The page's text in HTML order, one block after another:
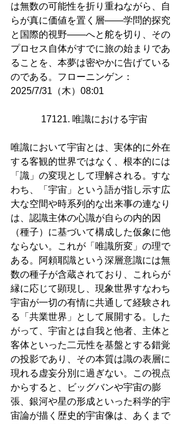
は無数の可能性を折り重ねながら、自
らが真に価値を置く層――学問的探究
と国際的視野――へと舵を切り、その
プロセス自体がすでに旅の始まりであ
ることを、本夢は密やかに告げている
のである。フローニンゲン：
2025/7/31（木）08:01
17121. 唯識における宇宙
唯識において宇宙とは、実体的に外在
する客観的世界ではなく、根本的には
「識」の変現として理解される。すな
わち、「宇宙」という語が指し示す広
大な空間や時系列的な出来事の連なり
は、認識主体の心識が自らの内的因
（種子）に基づいて構成した仮象に他
ならない。これが「唯識所変」の理で
ある。阿頼耶識という深層意識には無
数の種子が含蔵されており、これらが
縁に応じて顕現し、現象世界すなわち
宇宙が一切の有情に共通して経験され
る「共業世界」として展開する。した
がって、宇宙とは自我と他者、主体と
客体といった二元性を基盤とする錯覚
の投影であり、その本質は識の表層に
現れる虚妄分別に過ぎない。この視点
からすると、ビッグバンや宇宙の膨
張、銀河や星の形成といった科学的宇
宙論が描く歴史的宇宙像は、あくまで